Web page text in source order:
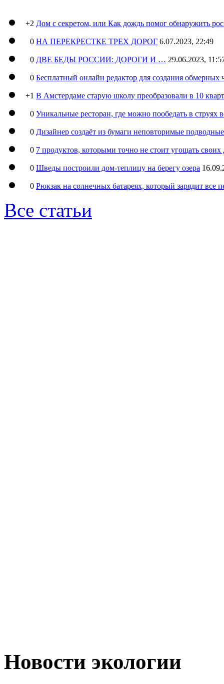
+2 Дом с секретом, или Как дождь помог обнаружить
0 НА ПЕРЕКРЕСТКЕ ТРЕХ ДОРОГ 6.07.2023, 22:49
0 ДВЕ БЕДЫ РОССИИ: ДОРОГИ И … 29.06.2023,
0 Бесплатный онлайн редактор для создания обмерных
+1 В Амстердаме старую школу преобразовали в 10
0 Уникальные ресторан, где можно пообедать в струях
0 Дизайнер создаёт из бумаги неповторимые
0 7 продуктов, которыми точно не стоит угощать
0 Шведы построили дом-теплицу на берегу озера
0 Рюкзак на солнечных батареях, который зарядит все
Все статьи
Новости экологии